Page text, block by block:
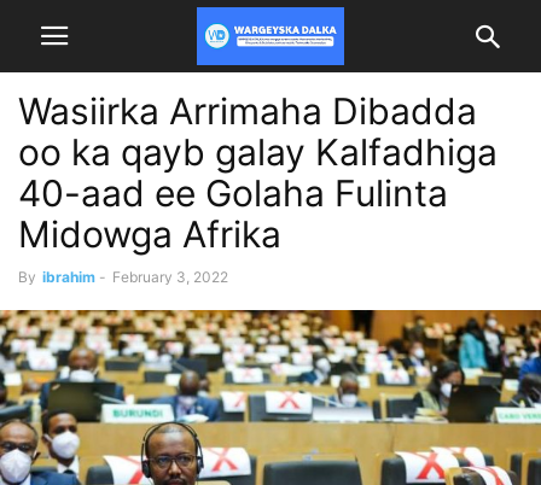
Wasiirka Arrimaha Dibadda
oo ka qayb galay Kalfadhiga
40-aad ee Golaha Fulinta
Midowga Afrika
By ibrahim - February 3, 2022